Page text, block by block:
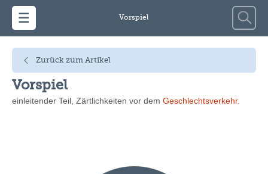
Vorspiel
Suche
nach:
Zurück zum Artikel
Vorspiel
einleitender Teil, Zärtlichkeiten vor dem Geschlechtsverkehr.